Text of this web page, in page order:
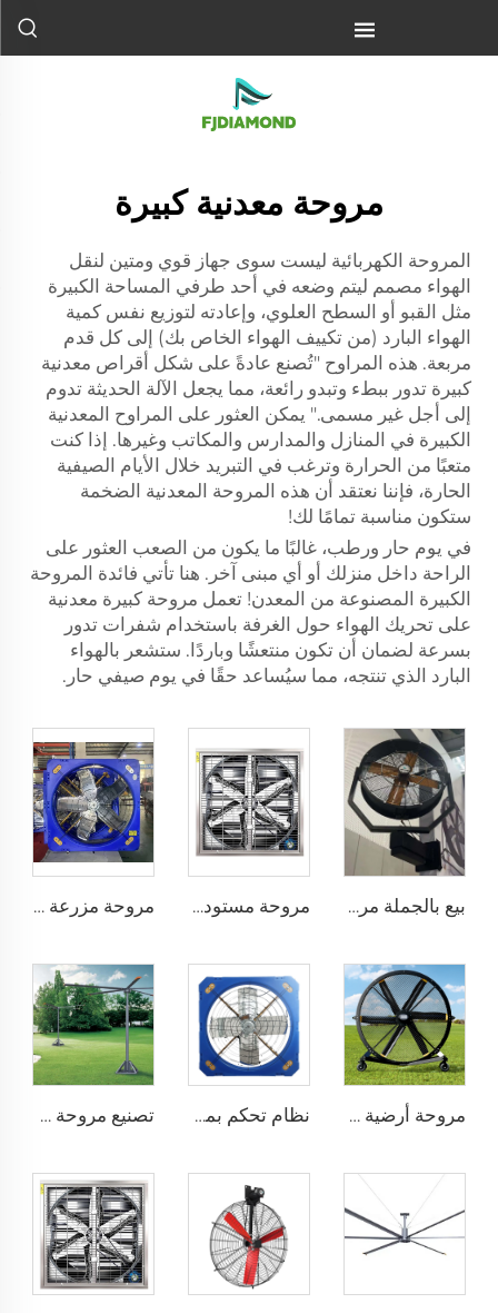
مروحة معدنية كبيرة
المروحة الكهربائية ليست سوى جهاز قوي ومتين لنقل
الهواء مصمم ليتم وضعه في أحد طرفي المساحة الكبيرة
مثل القبو أو السطح العلوي، وإعادته لتوزيع نفس كمية
الهواء البارد (من تكييف الهواء الخاص بك) إلى كل قدم
مربعة. هذه المراوح "تُصنع عادةً على شكل أقراص معدنية
كبيرة تدور ببطء وتبدو رائعة، مما يجعل الآلة الحديثة تدوم
إلى أجل غير مسمى." يمكن العثور على المراوح المعدنية
الكبيرة في المنازل والمدارس والمكاتب وغيرها. إذا كنت
متعبًا من الحرارة وترغب في التبريد خلال الأيام الصيفية
الحارة، فإننا نعتقد أن هذه المروحة المعدنية الضخمة
ستكون مناسبة تمامًا لك!
في يوم حار ورطب، غالبًا ما يكون من الصعب العثور على
الراحة داخل منزلك أو أي مبنى آخر. هنا تأتي فائدة المروحة
الكبيرة المصنوعة من المعدن! تعمل مروحة كبيرة معدنية
على تحريك الهواء حول الغرفة باستخدام شفرات تدور
بسرعة لضمان أن تكون منتعشًا وباردًا. ستشعر بالهواء
البارد الذي تنتجه، مما سيُساعد حقًا في يوم صيفي حار.
بيع بالجملة مروحة رذاذ ماء خارجية للاستخدام في المطاعم، تعمل بجهد 220 فولت، تبريد هوائي صيفي متذبذب مروحة مستودع الأبقار قطرها 1100 ملم معلقة للتهوية والتبريد مع تدفق هواء كبير ومروحة طرد مركزية سلبية للمزارع مروحة مزرعة دواجن زرقاء PE ومروحة استخراج لمزرعة الأبقار لتبريد مزارع الدواجن والماشية ومزرعة الألبان
مروحة أرضية قابلة للحركة FJDIAMOND قطرها 1.5 متر و2 متر (80 إنش)، يمكن التحكم بها عبر الـ WIFI، هادئة ومناسبة لصالات الجيم نظام تحكم بمراوح تهوية لتبريد الماشية في مزارع الدواجن ومروحة استخراج بلاستيكية تصنيع مروحة ضخمة قطرها 16 قدم (5 أمتار) ذات حجم عالٍ وسرعة منخفضة من نوع المروحة المرفوعة على عمود